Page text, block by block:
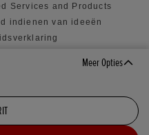
Meer Opties
Services and Products
indienen van ideeën